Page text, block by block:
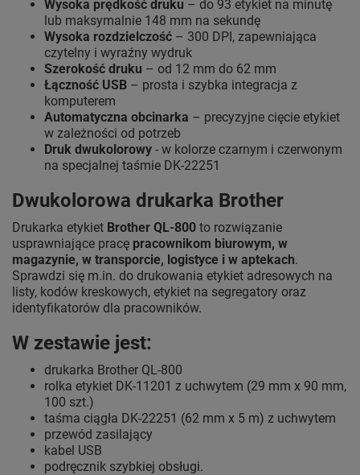
Wysoka prędkość druku – do 93 etykiet na minutę
lub maksymalnie 148 mm na sekundę
Wysoka rozdzielczość – 300 DPI, zapewniająca
czytelny i wyraźny wydruk
Szerokość druku – od 12 mm do 62 mm
Łączność USB – prosta i szybka integracja z
komputerem
Automatyczna obcinarka – precyzyjne cięcie etykiet
w zależności od potrzeb
Druk dwukolorowy - w kolorze czarnym i czerwonym
na specjalnej taśmie DK-22251
Dwukolorowa drukarka Brother
Drukarka etykiet Brother QL-800 to rozwiązanie
usprawniające pracę pracownikom biurowym, w
magazynie, w transporcie, logistyce i w aptekach.
Sprawdzi się m.in. do drukowania etykiet adresowych na
listy, kodów kreskowych, etykiet na segregatory oraz
identyfikatorów dla pracowników.
W zestawie jest:
drukarka Brother QL-800
rolka etykiet DK-11201 z uchwytem (29 mm x 90 mm,
100 szt.)
taśma ciągła DK-22251 (62 mm x 5 m) z uchwytem
przewód zasilający
kabel USB
podręcznik szybkiej obsługi.